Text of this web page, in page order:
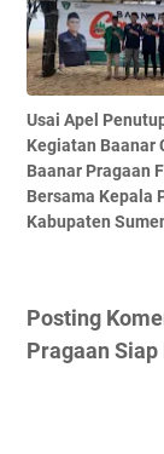
Usai Apel
Kegiatan Baanar
Baanar Pragaan
Bersama Kepala
Kabupaten
Posting
Pragaan